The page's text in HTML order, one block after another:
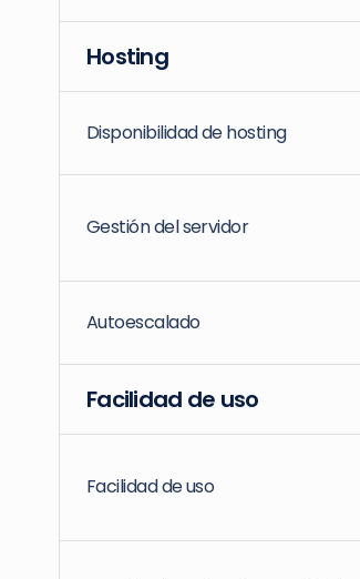
Hosting
Disponibilidad de hosting
Gestión del servidor
Autoescalado
Facilidad de uso
Facilidad de uso